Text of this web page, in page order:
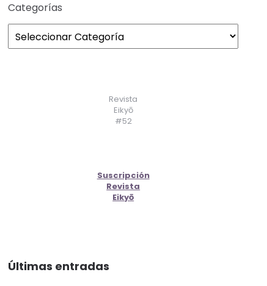
Categorías
Revista
Eikyō
#52
Suscripción
Revista
Eikyō
Últimas entradas